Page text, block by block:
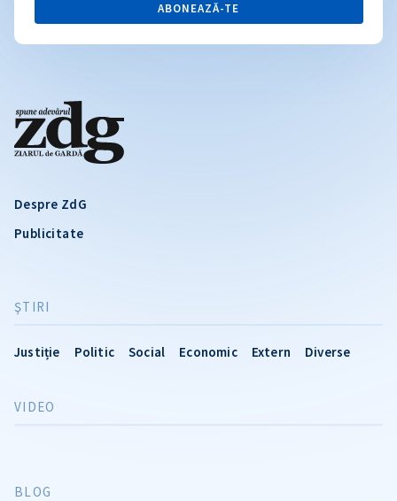
Despre ZdG
Publicitate
ŞTIRI
Justiție Politic Social Economic Extern Diverse
VIDEO
BLOG
ABONEAZĂ-TE